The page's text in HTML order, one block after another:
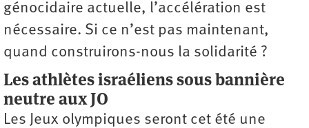
génocidaire actuelle, l’accélération est
nécessaire. Si ce n’est pas maintenant,
quand construirons-nous la solidarité ?
Les athlètes israéliens sous bannière
neutre aux JO
Les Jeux olympiques seront cet été une